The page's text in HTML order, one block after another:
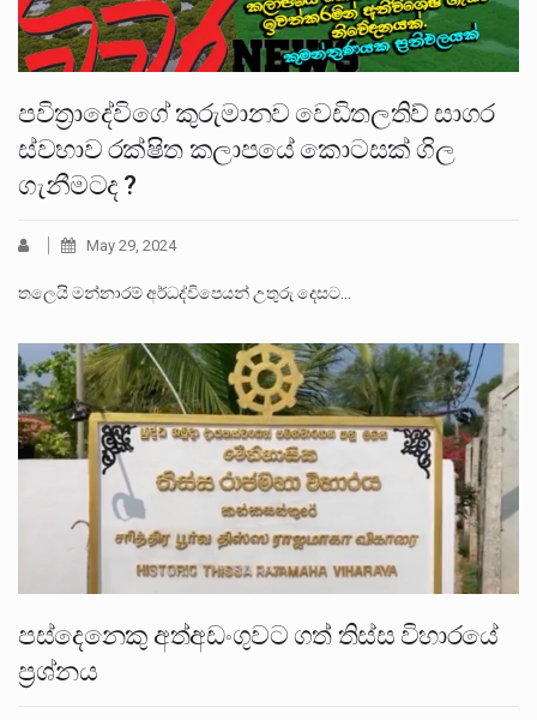
පවිත්‍රාදේවිගේ කුරුමානව වෙඩිතලතිව් සාගර
ස්වභාව රක්ෂිත කලාපයේ කොටසක් ගිල
ගැනීමටද ?
May 29, 2024
තලෙයි මන්නාරම් අර්ධද්විපෙයන් උතුරු දෙසට…
පස්දෙනෙකු අත්අඩංගුවට ගත් තිස්ස විහාරයේ
ප්‍රශ්නය